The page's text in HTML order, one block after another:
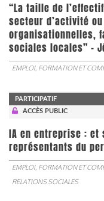
“La taille de
secteur d’activité
organisationnelles,
sociales locales” -
EMPLOI, FORMATION ET
PARTICIPATIF
ACCÈS PUBLIC
IA en entreprise :
représentants du
EMPLOI, FORMATION ET
RELATIONS SOCIALES